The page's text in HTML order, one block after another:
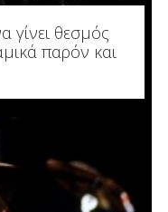
γίνει θεσμός
παρόν και